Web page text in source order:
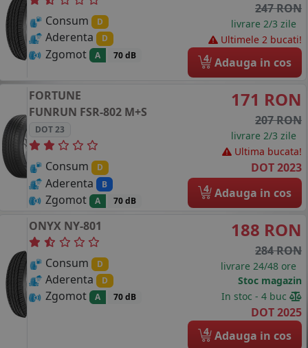
Consum D
Aderenta D
Zgomot A 70 dB
247 RON
livrare 2/3 zile
Ultimele 2 bucati!
4 Adauga in cos
FORTUNE
FUNRUN FSR-802 M+S
DOT 23
Consum D
Aderenta B
Zgomot A 70 dB
171 RON
207 RON
livrare 2/3 zile
Ultima bucata!
DOT 2023
4 Adauga in cos
ONYX NY-801
Consum D
Aderenta D
Zgomot A 70 dB
188 RON
284 RON
livrare 24/48 ore
Stoc magazin
In stoc - 4 buc
DOT 2025
4 Adauga in cos